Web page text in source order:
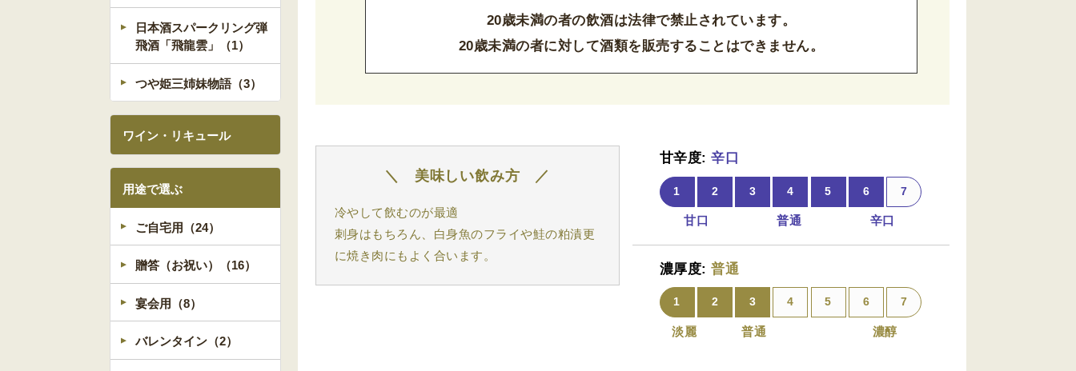
20歳未満の者の飲酒は法律で禁止されています。
20歳未満の者に対して酒類を販売することはできません。
美味しい飲み方
冷やして飲むのが最適
刺身はもちろん、白身魚のフライや鮭の粕漬更
に焼き肉にもよく合います。
甘辛度:辛口
1 2 3 4 5 6 7
甘口 普通 辛口
濃厚度:普通
1 2 3 4 5 6 7
淡麗 普通 濃醇
日本酒スパークリング弾
飛酒「飛龍雲」（1）
つや姫三姉妹物語（3）
ワイン・リキュール
用途で選ぶ
ご自宅用（24）
贈答（お祝い）（16）
宴会用（8）
バレンタイン（2）